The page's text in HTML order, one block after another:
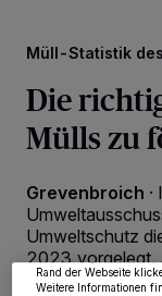
Müll-Statistik
Die
Mülls zu
Grevenbroich ·
Umweltschutz
2023 vorgelegt.
sich der Müll an
Wir und unsere218-
Partner verarbeiten
Zwecke. Wenn Tracker
wieder aufrufen, um
widerrufen, indem Sie
Rand der Webseite
Weitere Informationen